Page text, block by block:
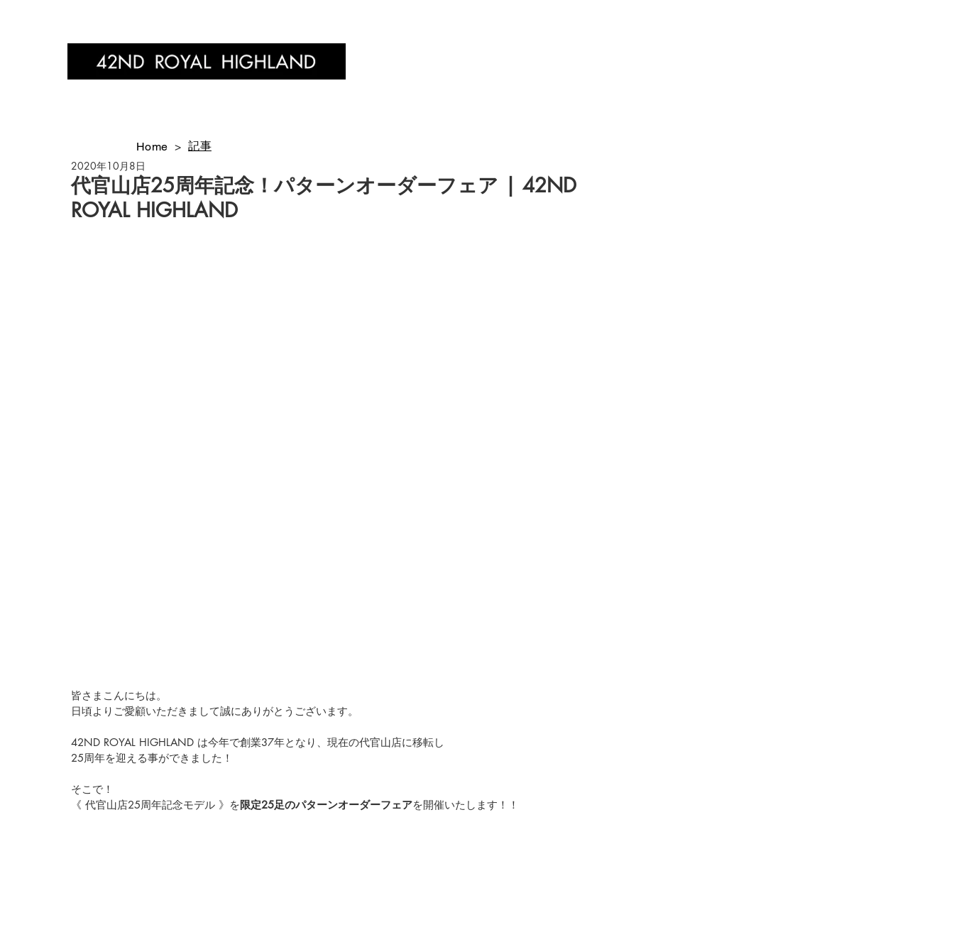
代官山店25周年記念！パターンオーダーフェア | 42ND
ROYAL HIGHLAND
2020年10月8日
皆さまこんにちは。
日頃よりご愛顧いただきまして誠にありがとうございます。
42ND ROYAL HIGHLAND は今年で創業37年となり、現在の代官山店に移転し
25周年を迎える事ができました！
そこで！
《 代官山店25周年記念モデル 》を限定25足のパターンオーダーフェアを開催いたします！！
Home > 記事